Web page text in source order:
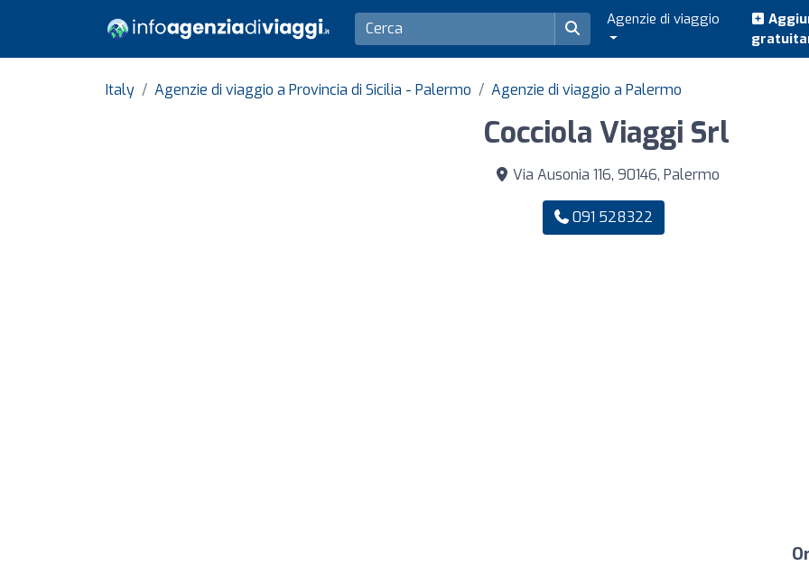
Agenzie di viaggio
Italy Agenzie di viaggio a Provincia di Sicilia - Palermo Agenzie di viaggio a Palermo
Cocciola Viaggi Srl
Via Ausonia 116, 90146, Palermo
091 528322